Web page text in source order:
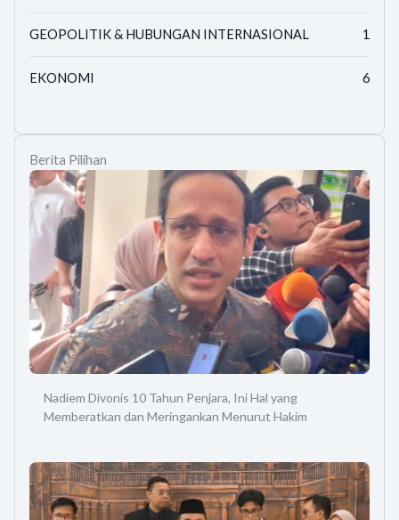
GEOPOLITIK & HUBUNGAN INTERNASIONAL 1
EKONOMI 6
Berita Pilihan
Nadiem Divonis 10 Tahun Penjara, Ini Hal yang
Memberatkan dan Meringankan Menurut Hakim